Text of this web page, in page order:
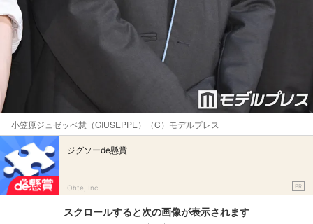
小笠原ジュゼッペ慧（GIUSEPPE）（C）モデルプレス
ジグソーde懸賞
Ohte, Inc. PR
スクロールすると次の画像が表示されます